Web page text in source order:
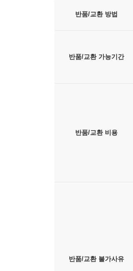
반품/교환 방법
반품/교환 가능기간
반품/교환 비용
반품/교환 불가사유